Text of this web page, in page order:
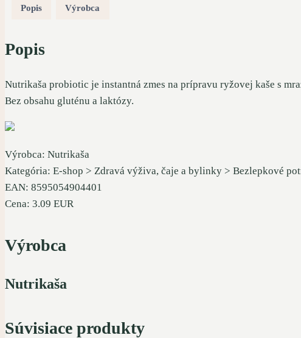
Popis Výrobca
Popis
Nutrikaša probiotic je instantná zmes na prípravu ryžovej kaše s
Bez obsahu gluténu a laktózy.
Výrobca: Nutrikaša
Kategória: E-shop > Zdravá výživa, čaje a bylinky > Bezlepkové
EAN: 8595054904401
Cena: 3.09 EUR
Výrobca
Nutrikaša
Súvisiace produkty